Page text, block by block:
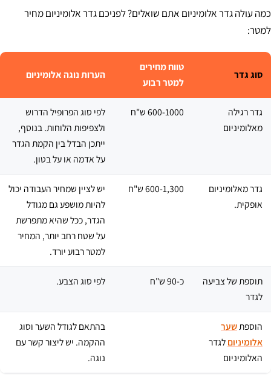
כמה עולה גדר אלומיניום אתם שואלים? לפניכם גדר אלומיניום מחיר
למטר:
סוג גדר
טווח מחירים
למטר רבוע
הערות נוגה אלומיניום
גדר רגילה
מאלומיניום
600-1000 ש"ח
לפי סוג הפרופיל הדרוש
ולצפיפות הלוחות. בנוסף,
ייתכן הבדל בין הקמת הגדר
על אדמה או על בטון.
גדר מאלומיניום
אופקית.
600-1,300 ש"ח
יש לציין שמחיר העבודה יכול
להיות מושפע גם מגודל
הגדר, ככל שהיא מתפרשת
על שטח רחב יותר, המחיר
למטר רבוע יורד.
תוספת של צביעה
לגדר
כ-90 ש"ח לפי סוג הצבע.
הוספתשער
אלומיניוםלגדר
האלומיניום
בהתאם לגודל השער וסוג
ההקמה. יש ליצור קשר עם
נוגה.